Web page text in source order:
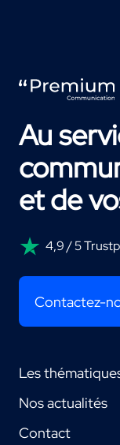
Au
et de
4,9 / 5
Contactez-
Les
Nos actualités
Contact